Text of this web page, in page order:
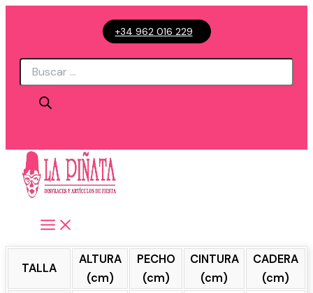
+34 962 016 229
Búsqueda
TALLA
ALTURA
(cm)
PECHO
(cm)
CINTURA
(cm)
CADERA
(cm)